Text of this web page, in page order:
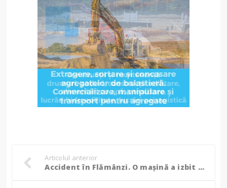
Articolul anterior
Accident în Flămânzi. O mașină a izbit un cap de pod; pompierii au intervenit la fața locului (fotogalerie)